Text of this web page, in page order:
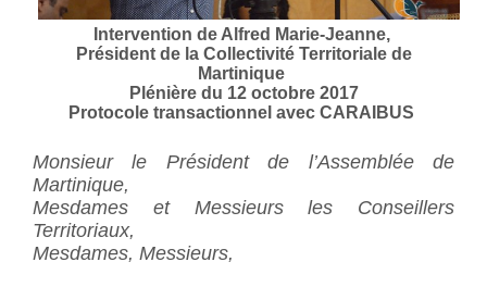
Intervention de Alfred Marie-Jeanne,
Président de la Collectivité Territoriale de
Martinique
Plénière du 12 octobre 2017
Protocole transactionnel avec CARAIBUS
Monsieur le Président de l’Assemblée de
Martinique,
Mesdames et Messieurs les Conseillers
Territoriaux,
Mesdames, Messieurs,